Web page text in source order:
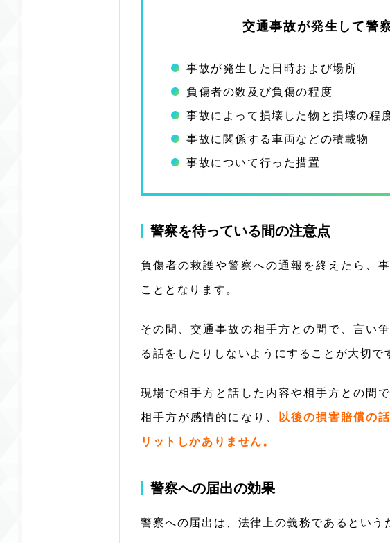
交通事故が発生して警
事故が発生した日時および場所
負傷者の数及び負傷の程度
事故によって損壊した物と損壊の程
事故に関係する車両などの積載物
事故について行った措置
警察を待っている間の注意点
負傷者の救護や警察への通報を終えたら、
こととなります。
その間、交通事故の相手方との間で、言い
る話をしたりしないようにすることが大切で
現場で相手方と話した内容や相手方との間
相手方が感情的になり、 以後の損害賠償の
リットしかありません。
警察への届出の効果
警察への届出は、法律上の義務であるという